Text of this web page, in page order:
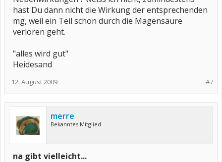
hast Du dann nicht die Wirkung der entsprechenden
mg, weil ein Teil schon durch die Magensäure
verloren geht.
"alles wird gut"
Heidesand
#7
12. August 2009
merre
Bekanntes Mitglied
na gibt vielleicht...